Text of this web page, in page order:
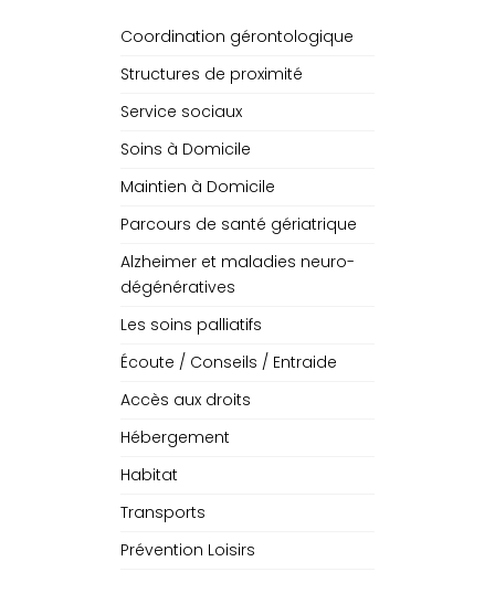
Coordination gérontologique
Structures de proximité
Service sociaux
Soins à Domicile
Maintien à Domicile
Parcours de santé gériatrique
Alzheimer et maladies neuro-
dégénératives
Les soins palliatifs
Écoute / Conseils / Entraide
Accès aux droits
Hébergement
Habitat
Transports
Prévention Loisirs